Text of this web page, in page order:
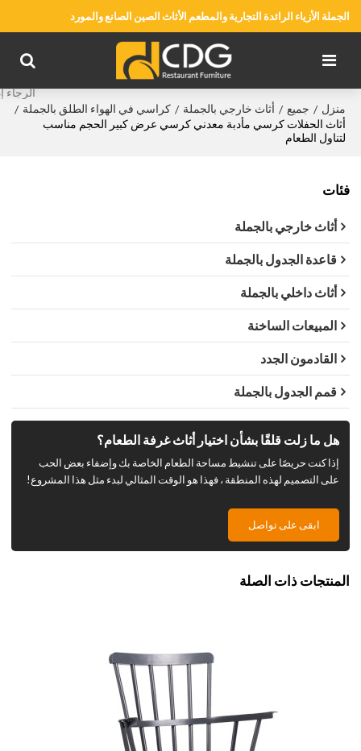
الجملة الأزياء الرائدة التجارية والمطعم الأثاث الصين الصانع والمورد
منزل / جميع / أثاث خارجي بالجملة / كراسي في الهواء الطلق بالجملة /
أثاث الحفلات كرسي مأدبة معدني كرسي عرض كبير الحجم مناسب
لتناول الطعام
فئات
أثاث خارجي بالجملة
قاعدة الجدول بالجملة
أثاث داخلي بالجملة
المبيعات الساخنة
القادمون الجدد
قمم الجدول بالجملة
هل ما زلت قلقًا بشأن اختيار أثاث غرفة الطعام؟
إذا كنت حريصًا على تنشيط مساحة الطعام الخاصة بك وإضفاء بعض الحب
على التصميم لهذه المنطقة ، فهذا هو الوقت المثالي لبدء مثل هذا المشروع!
ابقى على تواصل
المنتجات ذات الصلة